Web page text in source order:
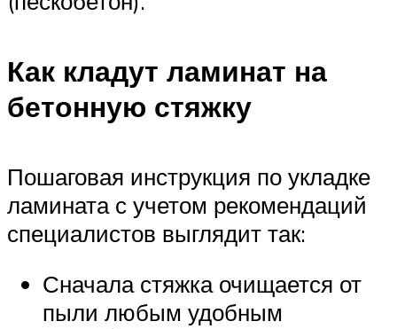
Как кладут ламинат на
бетонную стяжку
Пошаговая инструкция по укладке
ламината с учетом рекомендаций
специалистов выглядит так:
Сначала стяжка очищается от
пыли любым удобным